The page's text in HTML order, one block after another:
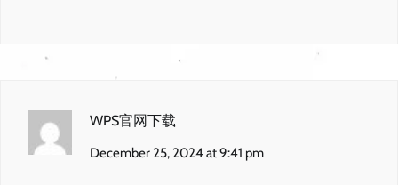
WPS官网下载
December 25, 2024 at 9:41 pm